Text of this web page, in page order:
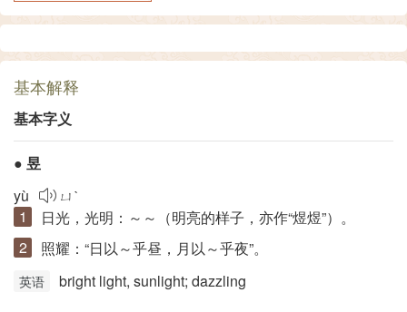
基本解释
基本字义
● 昱
yù
ㄩˋ
日光，光明：～～（明亮的样子，亦作“煜煜”）。
照耀：“日以～乎昼，月以～乎夜”。
英语 bright light, sunlight; dazzling